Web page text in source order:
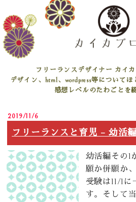
フリーランスデザイナー カイ
デザイン、html、wordpress等について
感想レベルのたわごとを
2019/11/6
フリーランスと育児 – 幼活
幼活編その1
願か併願か
受験は11/1
す。そして